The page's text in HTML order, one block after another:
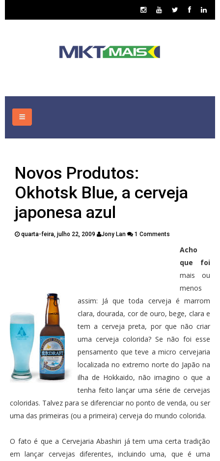
CONSULTORIA
ASSUNTOS
PUBLICAÇÕES
Novos Produtos:
Okhotsk Blue, a cerveja
japonesa azul
quarta-feira, julho 22, 2009 Jony Lan 1 Comments
Acho
que foi
mais ou
menos
assim: Já que toda cerveja é marrom
clara, dourada, cor de ouro, bege, clara e
tem a cerveja preta, por que não criar
uma cerveja colorida? Se não foi esse
pensamento que teve a micro cervejaria
localizada no extremo norte do Japão na
ilha de Hokkaido, não imagino o que a
tenha feito lançar uma série de cervejas
coloridas. Talvez para se diferenciar no ponto de venda, ou ser
uma das primeiras (ou a primeira) cerveja do mundo colorida.
O fato é que a Cervejaria Abashiri já tem uma certa tradição
em lançar cervejas diferentes, incluindo uma, que é uma